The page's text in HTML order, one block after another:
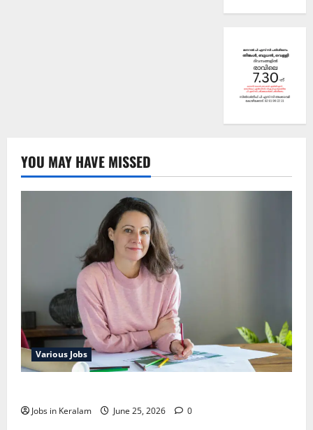
YOU MAY HAVE MISSED
Various Jobs
Jobs in Keralam June 25, 2026 0